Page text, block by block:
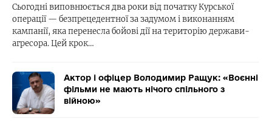
Сьогодні виповнюється два роки від початку Курської
операції — безпрецедентної за задумом і виконанням
кампанії, яка перенесла бойові дії на територію держави-
агресора. Цей крок…
Актор і офіцер Володимир Ращук: «Воєнні
фільми не мають нічого спільного з
війною»